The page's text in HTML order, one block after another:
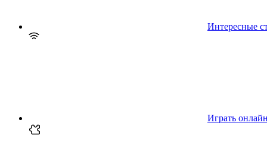
Интересные
Играть онлайн